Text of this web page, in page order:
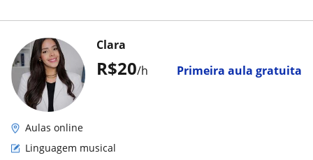
R$20/h Primeira aula gratuita
Clara
Aulas online
Linguagem musical